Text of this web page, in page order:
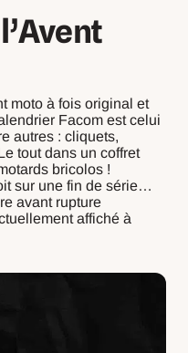
moto à fois original et
Facom est celui
autres : cliquets,
tout dans un coffret
bricolos !
sur une fin de série…
avant rupture
affiché à